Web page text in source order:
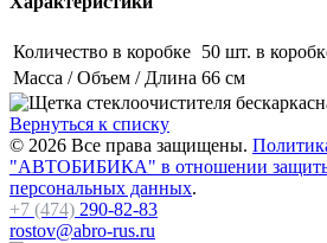
Количество в коробке 50 шт. в
Масса / Объем / Длина 66 см
Вернуться к списку
© 2026 Все права защищены.
"АВТОБИБИКА" в отношении защиты
персональных данных.
+7 (474) 290-82-83
rostov@abro-rus.ru